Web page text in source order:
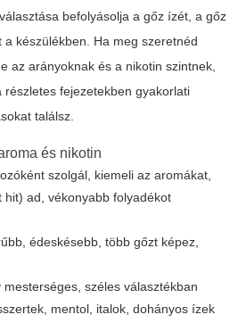
befolyásolja a gőz ízét, a gőz
készülékben. Ha meg szeretnéd
az arányoknak és a nikotin szintnek,
fejezetekben gyakorlati
találsz.
és nikotin
szolgál, kiemeli az aromákat,
ad, vékonyabb folyadékot
édeskésebb, több gőzt képez,
széles választékban
mentol, italok, dohányos ízek